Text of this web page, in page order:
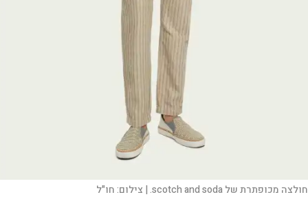
חולצה מכופתרת של scotch and soda. | צילום:חו"ל